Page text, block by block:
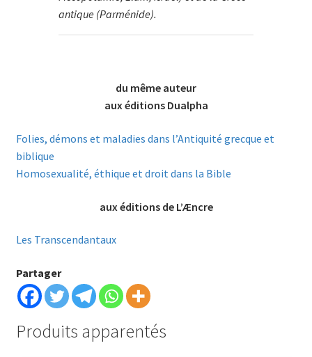
antique (Parménide).
du même auteur
aux éditions Dualpha
Folies, démons et maladies dans l’Antiquité grecque et
biblique
Homosexualité, éthique et droit dans la Bible
aux éditions de L’Æncre
Les Transcendantaux
Partager
Produits apparentés